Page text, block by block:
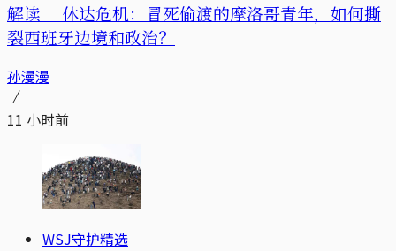
解读｜ 休达危机：冒死偷渡的摩洛哥青年，如何撕
裂西班牙边境和政治？
孙漫漫
11 小时前
WSJ守护精选